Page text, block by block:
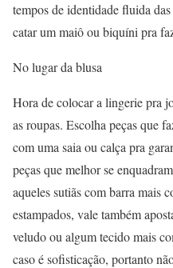
tempos de identidade fluida
catar um maiô ou biquíni pra
No lugar da blusa
Hora de colocar a lingerie pra
as roupas. Escolha peças que
com uma saia ou calça pra
peças que melhor se
aqueles sutiãs com barra mais
estampados, vale também
veludo ou algum tecido mais
caso é sofisticação, portanto